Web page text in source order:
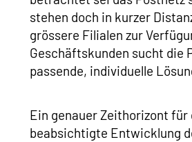
stehen doch in kurzer
grössere Filialen zur
Geschäftskunden sucht die
passende, individuelle
Ein genauer Zeithorizont für
beabsichtigte Entwicklung